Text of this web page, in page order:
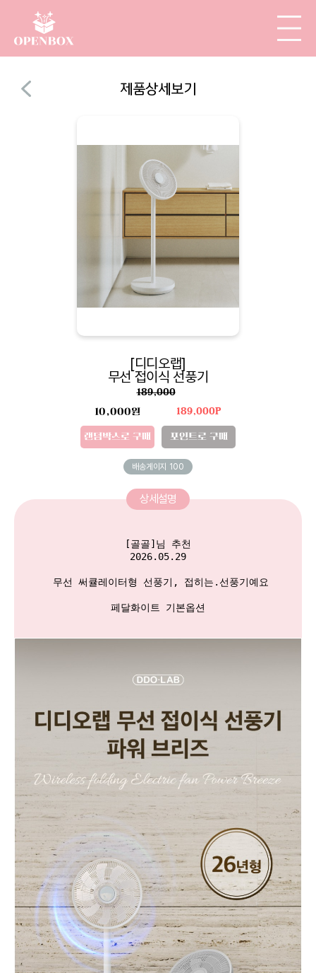
제품상세보기
[디디오랩]
무선 접이식 선풍기
189,000
10,000원
랜덤박스로 구매
189,000P
포인트로 구매
배송게이지 100
상세설명
[골골]님 추천
2026.05.29
무선 써큘레이터형 선풍기, 접히는.선풍기예요
페달화이트 기본옵션